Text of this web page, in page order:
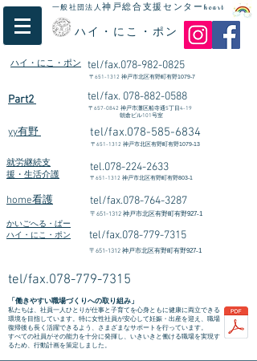
一般社団法人神戸総合支援センター heart
ハイ・にこ・ポン
ハイ・にこ・ポン tel/fax.078-982-0825
〒 651-1312 ​神戸市北区有野町有野1079-7
Part2 tel/fax. 078-882-0588
〒 657-0842 神戸市灘区船寺通5丁目4-19
朝倉ビル101号室
yy有野 tel/fax.078-585-6834
〒 651-1312 神戸市北区有野町有野1079-13
就労継続支
援・生活介護
home看護
tel.078-224-2633
〒 651-1312 神戸市北区有野町有野803-1
tel/fax.078-764-3287
〒 651-1312 神戸市北区有野町有野927-1
かいごへる・ぱー
ハイ・にこ・ポン
tel/fax.078-779-7315
〒 651-1312 神戸市北区有野町有野927-1
tel/fax.078-779-7315
「働きやすい職場づくりへの取り組み」
私たちは、社員一人ひとりが仕事と子育てを心身ともに健康に両立できる
環境を目指しています。特に女性社員が安心して妊娠・出産を迎え、職場
復帰後も長く活躍できるよう、さまざまなサポートを行っています。
すべての社員がその能力を十分に発揮し、いきいきと働ける職場を実現す
るため、行動計画を策定しました。